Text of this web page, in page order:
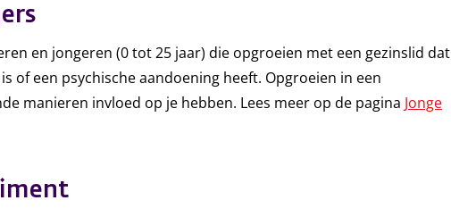
en jongeren (0 tot 25 jaar) die opgroeien met een gezinslid dat
of een psychische aandoening heeft. Opgroeien in een
manieren invloed op je hebben. Lees meer op de pagina Jonge